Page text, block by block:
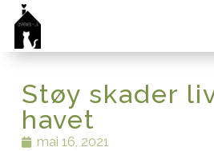
Støy skader
havet
mai 16, 2021